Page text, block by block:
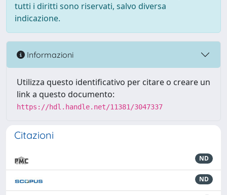
tutti i diritti sono riservati, salvo diversa
indicazione.
Informazioni
Utilizza questo identificativo per citare o creare un
link a questo documento:
https://hdl.handle.net/11381/3047337
Citazioni
ND
ND